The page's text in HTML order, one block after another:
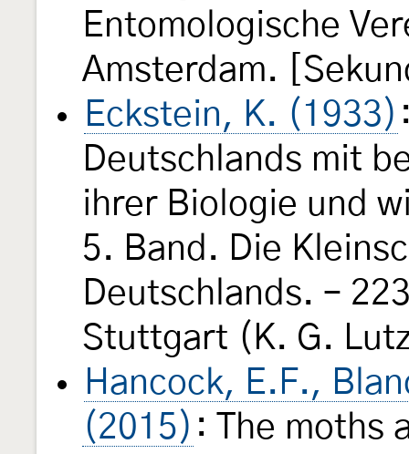
Entomologische
Amsterdam.
Eckstein, K. (1933)
Deutschlands mit
ihrer Biologie und
5. Band. Die
Deutschlands. –
Stuttgart (K. G.
Hancock, E.F.,
(2015) : The moths